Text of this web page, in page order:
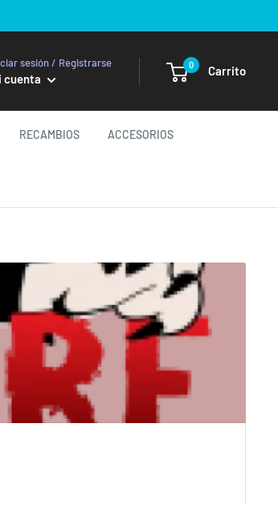
sesión / Registrarse
cuenta
0 Carrito
RECAMBIOS ACCESORIOS